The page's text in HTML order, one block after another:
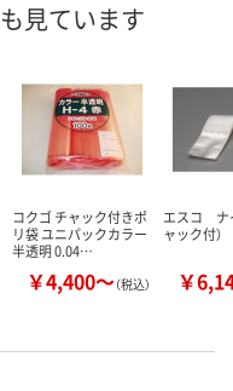
見ています
コクゴ チャック付きポ
リ袋 ユニパックカラー
半透明 0.04…
￥4,400～（税込）
エスコ ナ
ャック付）
￥